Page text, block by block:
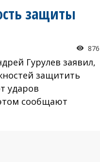
защиты
876
Гурулев заявил,
защитить
ударов
сообщают